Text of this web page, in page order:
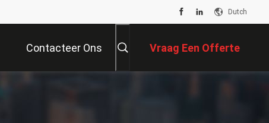
Dutch
Contacteer Ons Vraag Een Offerte